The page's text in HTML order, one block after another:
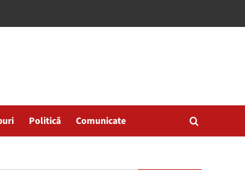
Politică Comunicate